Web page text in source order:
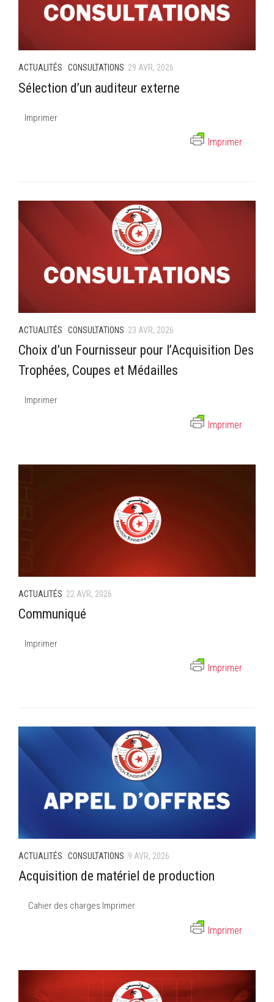
ACTUALITÉS · CONSULTATIONS 29 AVR, 2026
Sélection d’un auditeur externe
Imprimer
Imprimer
ACTUALITÉS · CONSULTATIONS 23 AVR, 2026
Choix d’un Fournisseur pour l’Acquisition Des
Trophées, Coupes et Médailles
Imprimer
Imprimer
ACTUALITÉS 22 AVR, 2026
Communiqué
Imprimer
Imprimer
ACTUALITÉS · CONSULTATIONS 9 AVR, 2026
Acquisition de matériel de production
Cahier des charges Imprimer
Imprimer